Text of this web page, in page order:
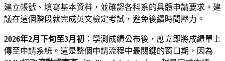
建立帳號、填寫基本資料，並確認各科系的具體申請要求。建
議在這個階段就完成英文檢定考試，避免後續時間壓力。
2026年2月下旬至3月初 ：學測成績公布後，應立即將成績單上
傳至申請系統。這是整個申請流程中最關鍵的窗口期，因為